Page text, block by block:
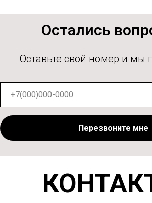
Остались
Оставьте свой номер и мы
Перезвоните мне